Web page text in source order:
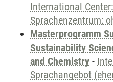
International
Sprachenzentrum;
Masterprogramm
Sustainability
and Chemistry -
Sprachangebot